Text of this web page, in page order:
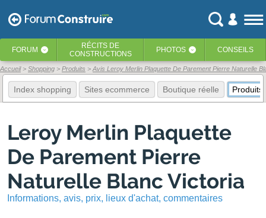
FORUM ‹ RÉCITS DE
CONSTRUCTIONS
PHOTOS ‹ CONSEILS
Accueil Shopping Produits Avis Leroy Merlin Plaquette De Parement Pierre Naturelle
Index shopping Sites ecommerce Boutique réelle Produits
Leroy Merlin Plaquette
De Parement Pierre
Naturelle Blanc Victoria
Informations, avis, prix, lieux d'achat, commentaires